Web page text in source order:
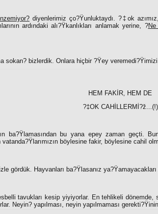
diyenlerimiz ço?Ÿunluktaydı. ?‡ok
ardındaki alı?Ÿkanlıkları anlamak yerine, ?Ne
sokan? bizlerdik. Onlara hiçbir ?Ÿey
HEM FAKİR, HEM DE
?‡OK CAHİLLERMİ?ž...(!)
ba?Ÿlamasından bu yana epey zaman geçti.
böylesine fakir, böylesine cahil
gördük. Hayvanları ba?Ÿlasanız
tavukları kesip yiyiyorlar. En tehlikeli dönemde,
Neyin? yapılması, neyin yapılmaması